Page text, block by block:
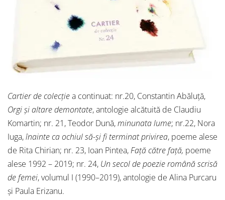
Cartier de colecțiea continuat: nr.20, Constantin Abăluță,
Orgi și altare demontate, antologie alcătuită de Claudiu
Komartin; nr. 21, Teodor Dună,minunata lume; nr.22, Nora
Iuga,înainte ca ochiul să-și fi terminat privirea, poeme alese
de Rita Chirian; nr. 23, Ioan Pintea,Față către față, poeme
alese 1992 – 2019; nr. 24, Un secol de poezie română scrisă
de femei, volumul I (1990–2019), antologie de Alina Purcaru
și Paula Erizanu.